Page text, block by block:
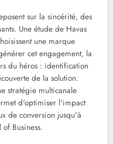
sur la sincérité, des
Une étude de Havas
une marque
cet engagement, la
du héros : identification
de la solution.
stratégie multicanale
d'optimiser l'impact
de conversion jusqu'à
Business.